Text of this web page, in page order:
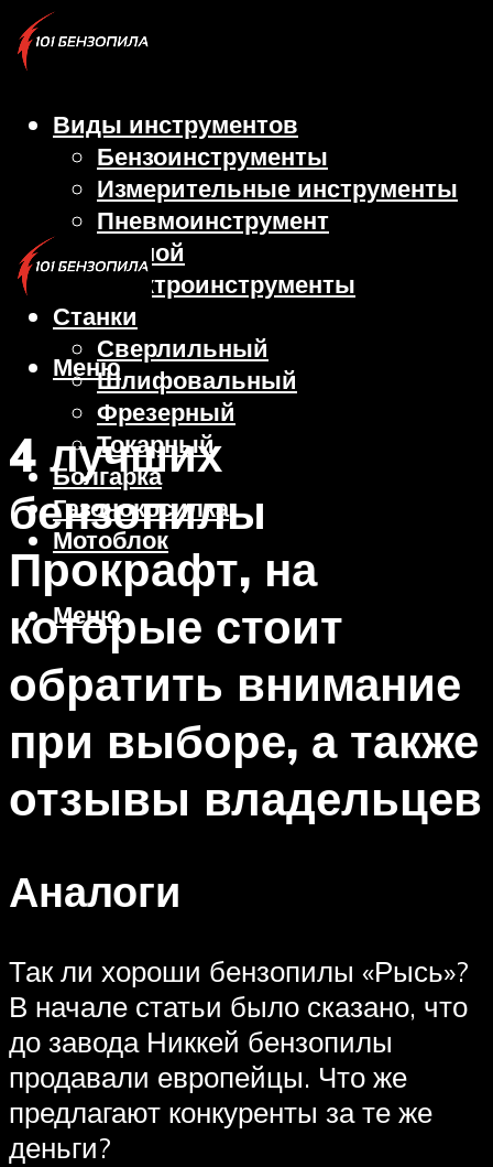
Виды инструментов
Бензоинструменты
Измерительные инструменты
Пневмоинструмент
Ручной
Электроинструменты
Станки
Сверлильный
Шлифовальный
Фрезерный
Токарный
Болгарка
Газонокосилка
Мотоблок
Меню
Меню
4 лучших
бензопилы
Прокрафт, на
которые стоит
обратить внимание
при выборе, а также
отзывы владельцев
Аналоги
Так ли хороши бензопилы «Рысь»?
В начале статьи было сказано, что
до завода Никкей бензопилы
продавали европейцы. Что же
предлагают конкуренты за те же
деньги?